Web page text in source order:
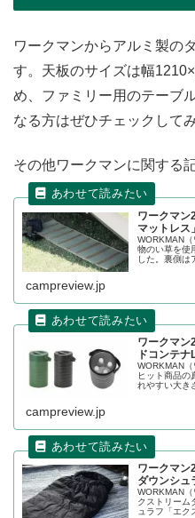
ワークマンからアルミ製の
す。天板のサイズは幅
め、ファミリー用のテーブ
なる方はぜひチェックして
その他ワークマンに関する
ワークマン
マットレス」
WORKMAN
物のい草を使
した。裏側は
campreview.jp
ワークマン
ドコンテナL
WORKMAN
ヒット商品の
れやすい大き
campreview.jp
ワークマン
ダウンシュ
WORKMAN
クストリーム
ュラフ「エク